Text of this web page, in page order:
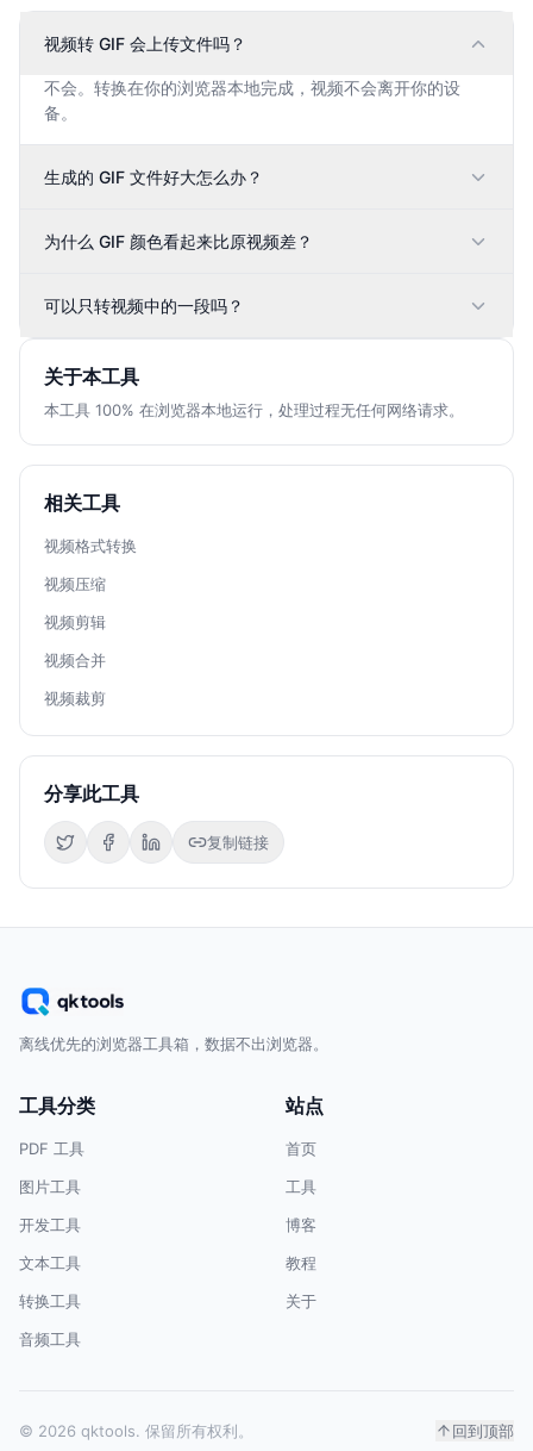
视频转 GIF 会上传文件吗？
不会。转换在你的浏览器本地完成，视频不会离开你的设
备。
生成的 GIF 文件好大怎么办？
为什么 GIF 颜色看起来比原视频差？
可以只转视频中的一段吗？
关于本工具
本工具 100% 在浏览器本地运行，处理过程无任何网络请求。
相关工具
视频格式转换
视频压缩
视频剪辑
视频合并
视频裁剪
分享此工具
复制链接
离线优先的浏览器工具箱，数据不出浏览器。
工具分类
PDF 工具
图片工具
开发工具
文本工具
转换工具
音频工具
站点
首页
工具
博客
教程
关于
© 2026 qktools. 保留所有权利。 回到顶部